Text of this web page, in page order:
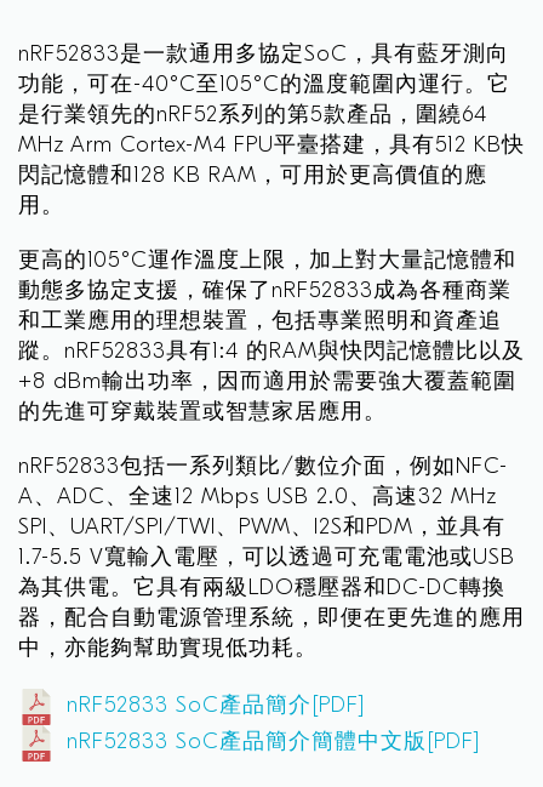
nRF52833是一款通用多協定SoC，具有藍牙測向
功能，可在-40°C至105°C的溫度範圍內運行。它
是行業領先的nRF52系列的第5款產品，圍繞64
MHz Arm Cortex-M4 FPU平臺搭建，具有512 KB快
閃記憶體和128 KB RAM，可用於更高價值的應
用。
更高的105°C運作溫度上限，加上對大量記憶體和
動態多協定支援，確保了nRF52833成為各種商業
和工業應用的理想裝置，包括專業照明和資產追
蹤。nRF52833具有1:4 的RAM與快閃記憶體比以及
+8 dBm輸出功率，因而適用於需要強大覆蓋範圍
的先進可穿戴裝置或智慧家居應用。
nRF52833包括一系列類比/數位介面，例如NFC-
A、ADC、全速12 Mbps USB 2.0、高速32 MHz
SPI、UART/SPI/TWI、PWM、I2S和PDM，並具有
1.7-5.5 V寬輸入電壓，可以透過可充電電池或USB
為其供電。它具有兩級LDO穩壓器和DC-DC轉換
器，配合自動電源管理系統，即便在更先進的應用
中，亦能夠幫助實現低功耗。
nRF52833 SoC產品簡介[PDF]
nRF52833 SoC產品簡介簡體中文版[PDF]